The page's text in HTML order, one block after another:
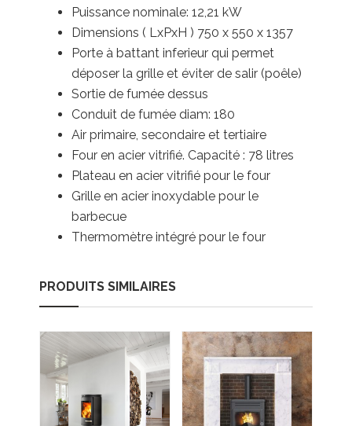
Puissance nominale: 12,21 kW
Dimensions ( LxPxH ) 750 x 550 x 1357
Porte à battant inferieur qui permet
déposer la grille et éviter de salir (poêle)
Sortie de fumée dessus
Conduit de fumée diam: 180
Air primaire, secondaire et tertiaire
Four en acier vitrifié. Capacité : 78 litres
Plateau en acier vitrifié pour le four
Grille en acier inoxydable pour le
barbecue
Thermomètre intégré pour le four
PRODUITS SIMILAIRES